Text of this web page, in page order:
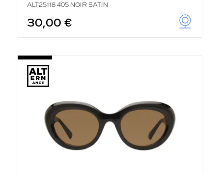
ALT25118 405 NOIR SATIN
30,00 €